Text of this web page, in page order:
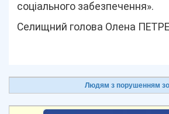
соціального забезпечення».
Селищний голова Олена
Людям з порушенням